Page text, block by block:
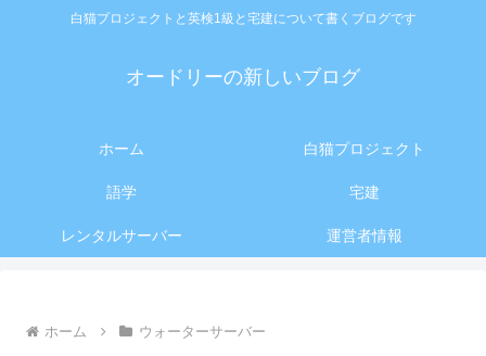
白猫プロジェクトと英検1級と宅建について書くブログです
オードリーの新しいブログ
ホーム 白猫プロジェクト
語学 宅建
レンタルサーバー 運営者情報
ホーム ウォーターサーバー